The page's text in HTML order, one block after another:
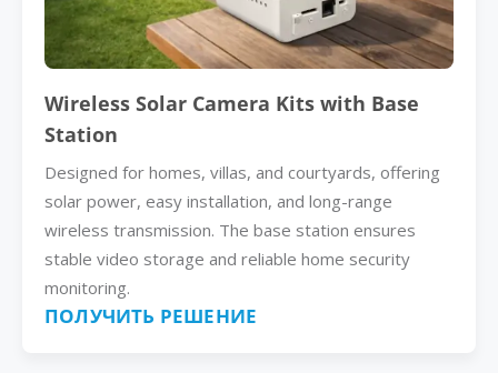
Wireless Solar Camera Kits with Base
Station
Designed for homes, villas, and courtyards, offering
solar power, easy installation, and long-range
wireless transmission. The base station ensures
stable video storage and reliable home security
monitoring.
ПОЛУЧИТЬ РЕШЕНИЕ